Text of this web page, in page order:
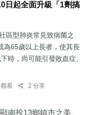
日起全面升級「1劑搞
區型肺炎常見致病菌之
為65歲以上長者，使其長
時，尚可能引發敗血症、
看 2 分享